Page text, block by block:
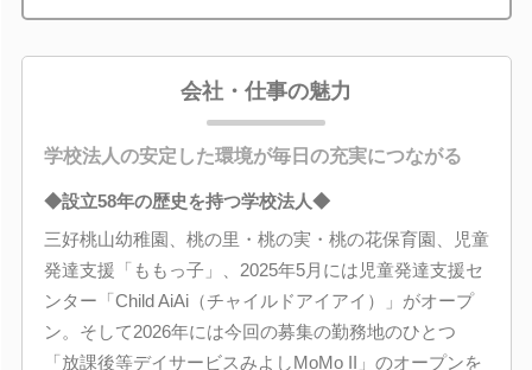
会社・仕事の魅力
学校法人の安定した環境が毎日の充実につながる
◆設立58年の歴史を持つ学校法人◆
三好桃山幼稚園、桃の里・桃の実・桃の花保育園、児童
発達支援「ももっ子」、2025年5月には児童発達支援セ
ンター「Child AiAi（チャイルドアイアイ）」がオープ
ン。そして2026年には今回の募集の勤務地のひとつ
「放課後等デイサービスみよしMoMo II」のオープンを